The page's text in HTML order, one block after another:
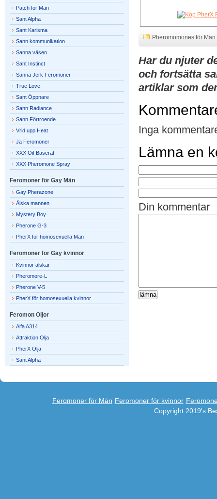
Pheromomones för Män
Har du njuter
och fortsätta
artiklar som
Inga
Lämna en
Din kommentar
Patch för Män
Sant Alpha
Sant Karisma
Sann kommunikation
Sanna väsen
Sant Instinct
Sanna Jerk Feromoner
True Love
Sant Öppnare
Sann Radiance
Sann Förtroende
Vrid upp Heat
Ja Feromoner
XXX Oil-Baserat
XXX Pheromone Spray
Feromoner för Gay Män
Gay Pherazone
Älska mannen
Mystery Boy
Pherone G-3
PherX för homosexuella Män
Feromoner för Gay kvinnor
Kvinnor älskar
Pheromore-L
Pherone V-5
PherX för homosexuella kvinnor
Feromon Oljor
Alfa A314
Attraktion Olja
PherX Olja
Sant Alpha
Feromoner för Män Feromoner för kvinnor
Copyright 2019's